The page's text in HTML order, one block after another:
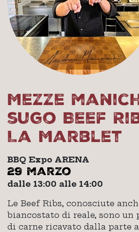
Mezze
sugo Beef
La Marblet
BBQ Expo ARENA
29 marzo
dalle 13:00 alle 14:00
Le Beef Ribs, conosciute
biancostato di reale, sono un
di carne ricavato dalla parte